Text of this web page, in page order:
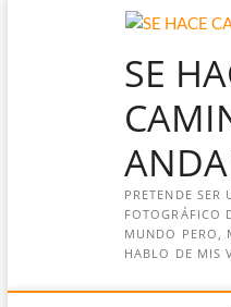
SE
PRETENDE SER
FOTOGRÁFICO
MUNDO PERO,
HABLO DE MIS